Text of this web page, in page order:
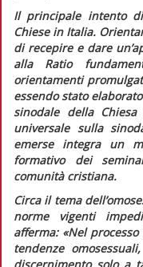
Il principale intento
Chiese in Italia.
di recepire e dare
alla Ratio
orientamenti
essendo stato
sinodale della
universale sulla
emerse integra un
formativo dei
comunità cristiana.
Circa il tema
norme vigenti
afferma: «Nel
tendenze